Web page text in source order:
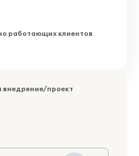
работающих клиентов
внедрение/проект